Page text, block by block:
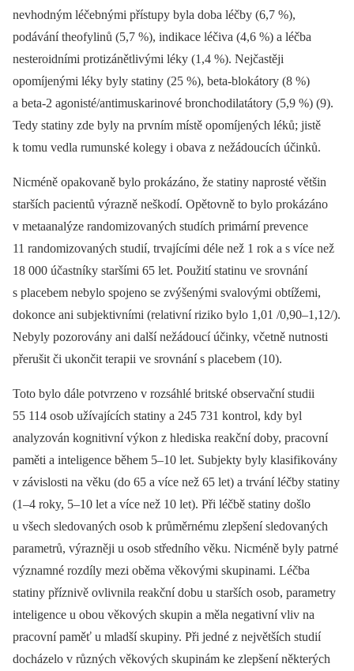
nevhodným léčebnými přístupy byla doba léčby (6,7 %),
podávání theofylinů (5,7 %), indikace léčiva (4,6 %) a léčba
nesteroidními protizánětlivými léky (1,4 %). Nejčastěji
opomíjenými léky byly statiny (25 %), beta-blokátory (8 %)
a beta-2 agonisté/antimuskarinové bronchodilatátory (5,9 %) (9).
Tedy statiny zde byly na prvním místě opomíjených léků; jistě
k tomu vedla rumunské kolegy i obava z nežádoucích účinků.
Nicméně opakovaně bylo prokázáno, že statiny naprosté většin
starších pacientů výrazně neškodí. Opětovně to bylo prokázáno
v metaanalýze randomizovaných studích primární prevence
11 randomizovaných studií, trvajícími déle než 1 rok a s více než
18 000 účastníky staršími 65 let. Použití statinu ve srovnání
s placebem nebylo spojeno se zvýšenými svalovými obtížemi,
dokonce ani subjektivními (relativní riziko bylo 1,01 /0,90–1,12/).
Nebyly pozorovány ani další nežádoucí účinky, včetně nutnosti
přerušit či ukončit terapii ve srovnání s placebem (10).
Toto bylo dále potvrzeno v rozsáhlé britské observační studii
55 114 osob užívajících statiny a 245 731 kontrol, kdy byl
analyzován kognitivní výkon z hlediska reakční doby, pracovní
paměti a inteligence během 5–10 let. Subjekty byly klasifikovány
v závislosti na věku (do 65 a více než 65 let) a trvání léčby statiny
(1–4 roky, 5–10 let a více než 10 let). Při léčbě statiny došlo
u všech sledovaných osob k průměrnému zlepšení sledovaných
parametrů, výrazněji u osob středního věku. Nicméně byly patrné
významné rozdíly mezi oběma věkovými skupinami. Léčba
statiny příznivě ovlivnila reakční dobu u starších osob, parametry
inteligence u obou věkových skupin a měla negativní vliv na
pracovní paměť u mladší skupiny. Při jedné z největších studií
docházelo v různých věkových skupinám ke zlepšení některých